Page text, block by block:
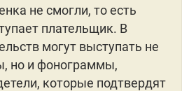
не смогли, то есть
плательщик. В
могут выступать не
но и фонограммы,
которые подтвердят